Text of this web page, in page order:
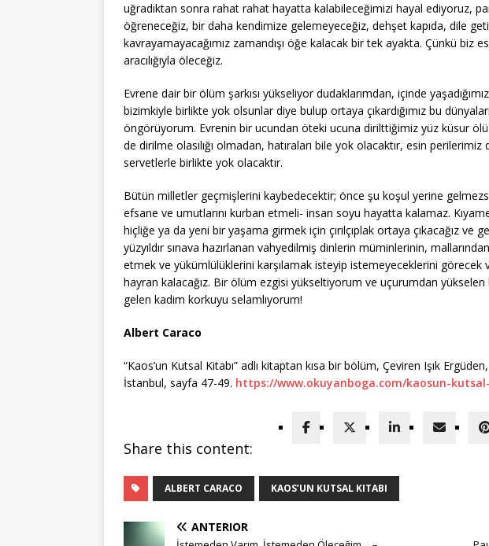
uğradıktan sonra rahat rahat hayatta kalabileceğimizi hayal ediyoruz,
öğreneceğiz, bir daha kendimize gelemeyeceğiz, dehşet kapıda, dile
kavrayamayacağımız zamandışı öğe kalacak bir tek ayakta. Çünkü biz
aracılığıyla öleceğiz.
Evrene dair bir ölüm şarkısı yükseliyor dudaklarımdan, içinde
bizimkiyle birlikte yok olsunlar diye bulup ortaya çıkardığımız bu
öngörüyorum. Evrenin bir ucundan öteki ucuna dirilttiğimiz yüz küsur
de dirilme olasılığı olmadan, hatıraları bile yok olacaktır, esin perilerimiz
servetlerle birlikte yok olacaktır.
Bütün milletler geçmişlerini kaybedecektir; önce şu koşul yerine
efsane ve umutlarını kurban etmeli- insan soyu hayatta kalamaz.
hiçliğe ya da yeni bir yaşama girmek için çırılçıplak ortaya çıkacağız ve
yüzyıldır sınava hazırlanan vahyedilmiş dinlerin müminlerinin,
etmek ve yükümlülüklerini karşılamak isteyip istemeyeceklerini görecek
hayran kalacağız. Bir ölüm ezgisi yükseltiyorum ve uçurumdan yükselen
gelen kadim korkuyu selamlıyorum!
Albert Caraco
“Kaos’un Kutsal Kitabı” adlı kitaptan kısa bir bölüm, Çeviren Işık
İstanbul, sayfa 47-49. https://www.okuyanboga.com/kaosun-
Share this content:
ALBERT CARACO KAOS’UN KUTSAL KITABI
ANTERIOR